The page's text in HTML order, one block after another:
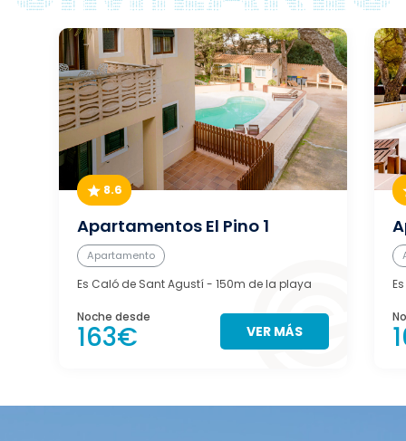
8.6
Apartamentos El Pino 1
Apartamento
Es Caló de Sant Agustí- 150m de la playa
Noche desde
163€ VER MÁS